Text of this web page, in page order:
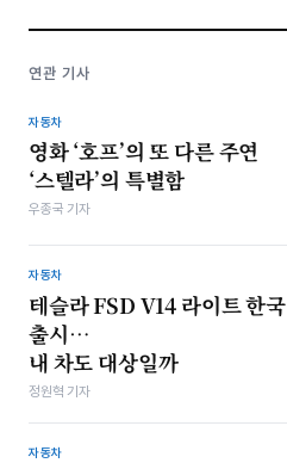
연관 기사
자동차
영화 ‘호프’의 또 다른 주연
‘스텔라’의 특별함
우종국 기자
자동차
테슬라 FSD V14 라이트 한국
출시…
내 차도 대상일까
정원혁 기자
자동차